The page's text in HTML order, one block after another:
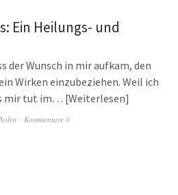
Ein Heilungs- und
der Wunsch in mir aufkam, den
Wirken einzubeziehen. Weil ich
mir tut im… Weiterlesen
Kommentare 0